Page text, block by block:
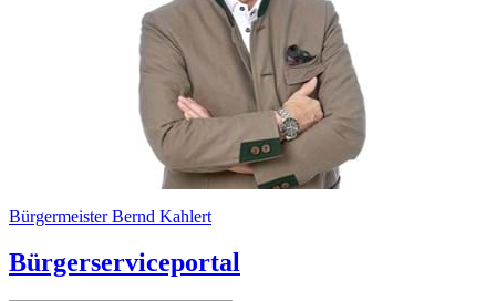
Bürgermeister Bernd Kahlert
Bürgerserviceportal